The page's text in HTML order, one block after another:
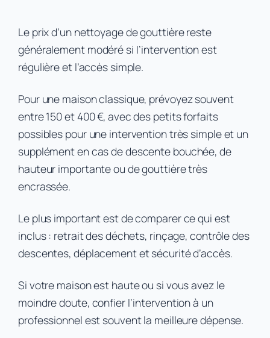
Le prix d’un nettoyage de gouttière reste
généralement modéré si l’intervention est
régulière et l’accès simple.
Pour une maison classique, prévoyez souvent
entre 150 et 400 €, avec des petits forfaits
possibles pour une intervention très simple et un
supplément en cas de descente bouchée, de
hauteur importante ou de gouttière très
encrassée.
Le plus important est de comparer ce qui est
inclus : retrait des déchets, rinçage, contrôle des
descentes, déplacement et sécurité d’accès.
Si votre maison est haute ou si vous avez le
moindre doute, confier l’intervention à un
professionnel est souvent la meilleure dépense.